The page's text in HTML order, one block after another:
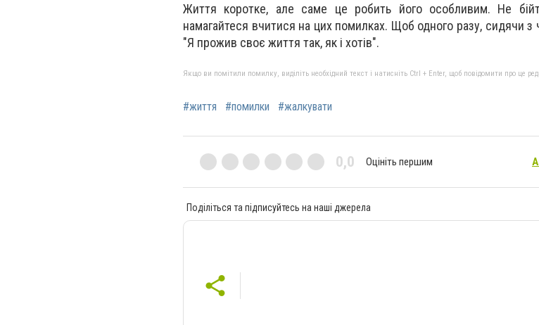
Життя коротке, але саме це робить його особливим. Не
намагайтеся вчитися на цих помилках. Щоб одного разу, сидячи
"Я прожив своє життя так, як і хотів".
Якщо ви помітили помилку, виділіть необхідний текст і натисніть Ctrl + Enter, щоб повідомити про це
#життя #помилки #жалкувати
0,0 Оцініть першим
Поділіться та підписуйтесь на наші джерела